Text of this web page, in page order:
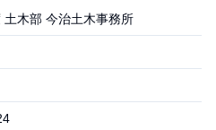
土木部 今治土木事務所